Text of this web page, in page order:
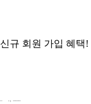
신규 회원 가입 혜택!